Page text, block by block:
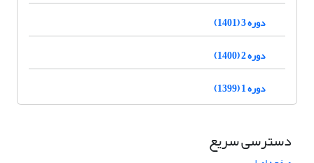
دوره 3 (1401)
دوره 2 (1400)
دوره 1 (1399)
دسترسی سریع